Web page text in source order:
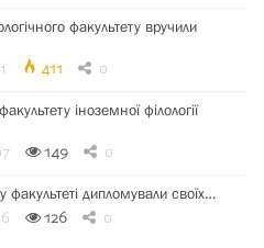
факультету вручили
411 0
іноземної філології
149 0
факультеті дипломували своїх…
126 0